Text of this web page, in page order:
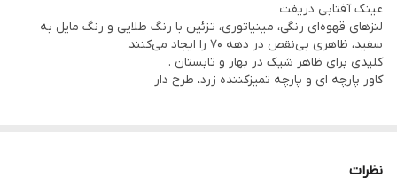
دسته عرض 14/7 cm
ارتفاع 6/5 cm
عینک آفتابی دریفت
لنزهای قهوه‌ای رنگی، مینیاتوری، تزئین با رنگ طلایی و رنگ مایل به
سفید، ظاهری بی‌نقص در دهه ۷۰ را ایجاد می‌کنند
کلیدی برای ظاهر شیک در بهار و تابستان .
کاور پارچه ای و پارچه تمیزکننده زرد، طرح دار
نظرات